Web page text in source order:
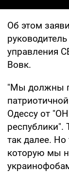
Об этом
управления
Вовк.
"Мы должны
Одессу от
республики".
так далее.
которую мы